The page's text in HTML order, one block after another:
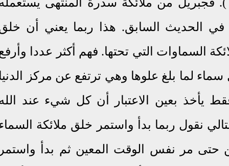
في الحديث السابق. هذا ربما يعني أن
السماوات التي تحتها. فهم أكثر عددا
لما بلغ علوها وهي ترتفع عن مركز
يأخذ بعين الاعتبار أن كل شيء عند
نقول ربما بدأ واستمر خلق ملائكة
حتى مر نفس الوقت المعين ثم بدأ